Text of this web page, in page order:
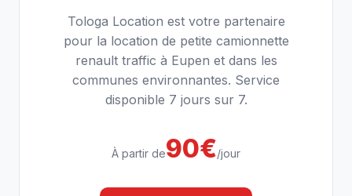
Tologa Location est votre partenaire
pour la location de petite camionnette
renault traffic à Eupen et dans les
communes environnantes. Service
disponible 7 jours sur 7.
À partir de90€/jour